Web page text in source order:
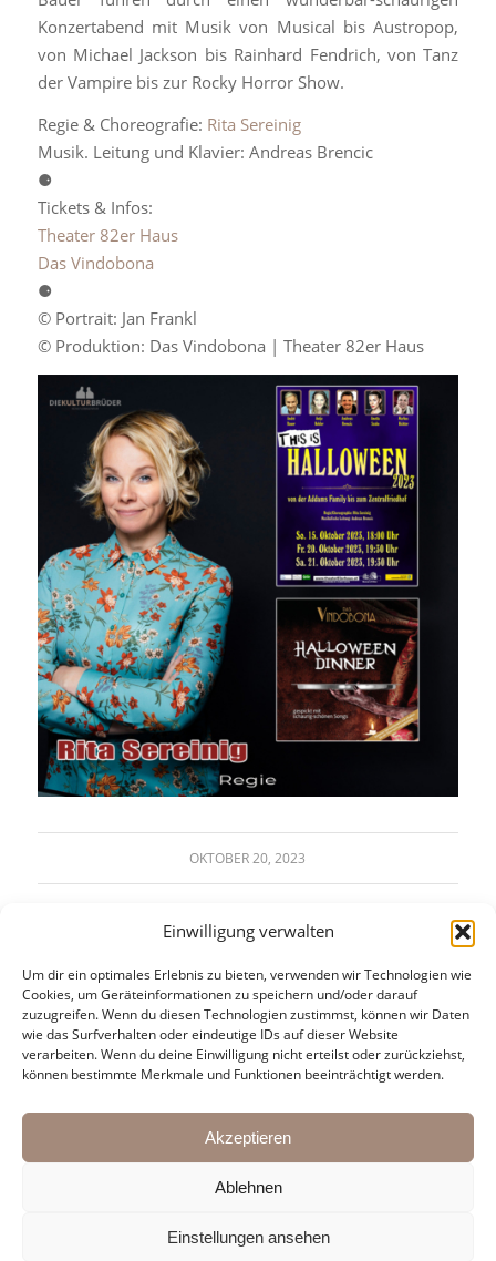
Einwilligung verwalten
Um dir ein optimales Erlebnis zu bieten, verwenden wir Technologien wie
Cookies, um Geräteinformationen zu speichern und/oder darauf
zuzugreifen. Wenn du diesen Technologien zustimmst, können wir Daten
wie das Surfverhalten oder eindeutige IDs auf dieser Website
verarbeiten. Wenn du deine Einwilligung nicht erteilst oder zurückziehst,
können bestimmte Merkmale und Funktionen beeinträchtigt werden.
Akzeptieren
Ablehnen
Einstellungen ansehen
Konzertabend mit Musik von Musical bis Austropop,
von Michael Jackson bis Rainhard Fendrich, von Tanz
der Vampire bis zur Rocky Horror Show.
Regie & Choreografie: Rita Sereinig
Musik. Leitung und Klavier: Andreas Brencic
⚈
Tickets & Infos:
Theater 82er Haus
Das Vindobona
⚈
© Portrait: Jan Frankl
© Produktion: Das Vindobona | Theater 82er Haus
OKTOBER 20, 2023
KONTAKT: